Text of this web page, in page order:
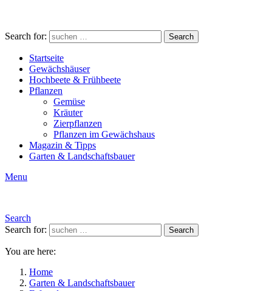
Search for: Search
Startseite
Gewächshäuser
Hochbeete & Frühbeete
Pflanzen
Gemüse
Kräuter
Zierpflanzen
Pflanzen im Gewächshaus
Magazin & Tipps
Garten & Landschaftsbauer
Menu
Search
Search for:
Search
You are here:
Home
Garten & Landschaftsbauer